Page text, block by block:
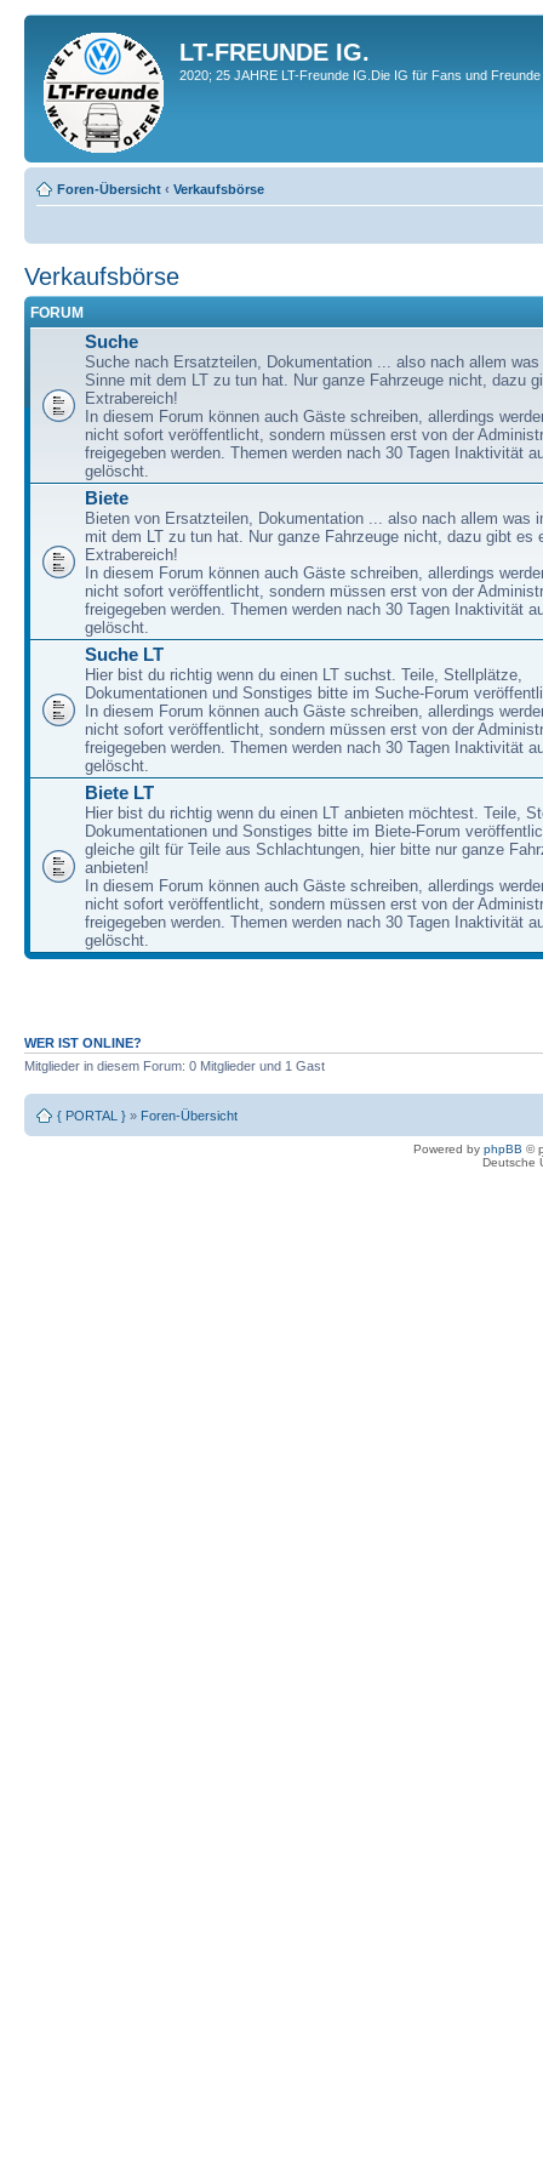
LT-FREUNDE IG.
2020; 25 JAHRE LT-Freunde IG.Die IG für Fans und
Foren-Übersicht ‹ Verkaufsbörse
Verkaufsbörse
FORUM
Suche
Suche nach Ersatzteilen, Dokumentation ... also nach allem
Sinne mit dem LT zu tun hat. Nur ganze Fahrzeuge nicht, dazu
Extrabereich!
In diesem Forum können auch Gäste schreiben, allerdings
nicht sofort veröffentlicht, sondern müssen erst von der
freigegeben werden. Themen werden nach 30 Tagen Inaktivität
gelöscht.
Biete
Bieten von Ersatzteilen, Dokumentation ... also nach allem was
mit dem LT zu tun hat. Nur ganze Fahrzeuge nicht, dazu gibt es
Extrabereich!
In diesem Forum können auch Gäste schreiben, allerdings
nicht sofort veröffentlicht, sondern müssen erst von der
freigegeben werden. Themen werden nach 30 Tagen Inaktivität
gelöscht.
Suche LT
Hier bist du richtig wenn du einen LT suchst. Teile, Stellplätze,
Dokumentationen und Sonstiges bitte im Suche-Forum
In diesem Forum können auch Gäste schreiben, allerdings
nicht sofort veröffentlicht, sondern müssen erst von der
freigegeben werden. Themen werden nach 30 Tagen Inaktivität
gelöscht.
Biete LT
Hier bist du richtig wenn du einen LT anbieten möchtest. Teile,
Dokumentationen und Sonstiges bitte im Biete-Forum
gleiche gilt für Teile aus Schlachtungen, hier bitte nur ganze
anbieten!
In diesem Forum können auch Gäste schreiben, allerdings
nicht sofort veröffentlicht, sondern müssen erst von der
freigegeben werden. Themen werden nach 30 Tagen Inaktivität
gelöscht.
WER IST ONLINE?
Mitglieder in diesem Forum: 0 Mitglieder und 1 Gast
{ PORTAL } » Foren-Übersicht
Powered by phpBB ©
Deutsche